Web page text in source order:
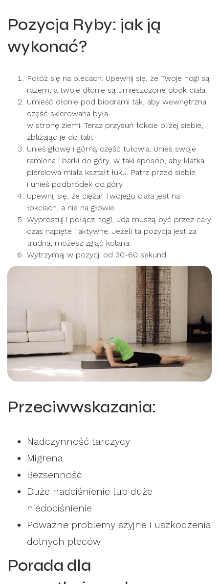
Pozycja Ryby: jak ją
wykonać?
Połóż się na plecach. Upewnij się, że Twoje nogi są
razem, a twoje dłonie są umieszczone obok ciała.
Umieść dłonie pod biodrami tak, aby wewnętrzna
część skierowana była
w stronę ziemi. Teraz przysuń łokcie bliżej siebie,
zbliżając je do talii.
Unieś głowę i górną część tułowia. Unieś swoje
ramiona i barki do góry, w taki sposób, aby klatka
piersiowa miała kształt łuku. Patrz przed siebie
i unieś podbródek do góry.
Upewnij się, że ciężar Twojego ciała jest na
łokciach, a nie na głowie.
Wyprostuj i połącz nogi, uda muszą być przez cały
czas napięte i aktywne. Jeżeli ta pozycja jest za
trudna, możesz zgiąć kolana.
Wytrzymaj w pozycji od 30-60 sekund.
Przeciwwskazania:
Nadczynność tarczycy
Migrena
Bezsenność
Duże nadciśnienie lub duże
niedociśnienie
Poważne problemy szyjne i uszkodzenia
dolnych pleców
Porada dla